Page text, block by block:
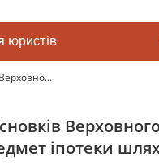
юристів
іпотеки